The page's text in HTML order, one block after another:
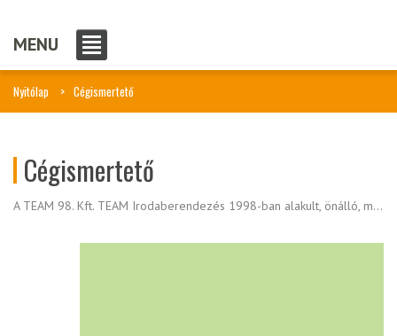
MENU
Nyitólap Cégismertető
Cégismertető
A TEAM 98. Kft. TEAM Irodaberendezés 1998-ban alakult, önálló, magántulajdonú cég.